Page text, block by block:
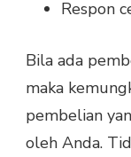
Respon
Bila ada
maka
pembelian
oleh Anda.